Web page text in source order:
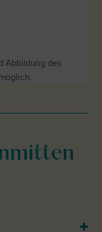
Abbildung des